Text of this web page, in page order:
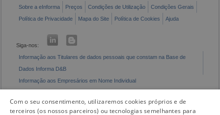
Sobre a eInforma Preços Condições de Utilização
Condições Gerais
Política de Privacidade
Mapa do Site Política de Cookies Ajuda
Siga-nos:
Informação aos Titulares de dados pessoais que constam na Base de
Dados Informa D&B
Informação aos Empresários em Nome Individual
Com o seu consentimento, utilizaremos cookies próprios e de
terceiros (os nossos parceiros) ou tecnologias semelhantes para